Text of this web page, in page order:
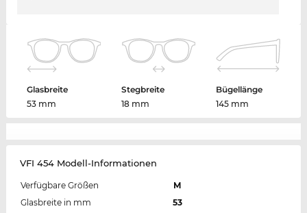
Glasbreite
53 mm
Stegbreite
18 mm
Bügellänge
145 mm
VFI 454 Modell-Informationen
Verfügbare Größen
M
Glasbreite in mm
53